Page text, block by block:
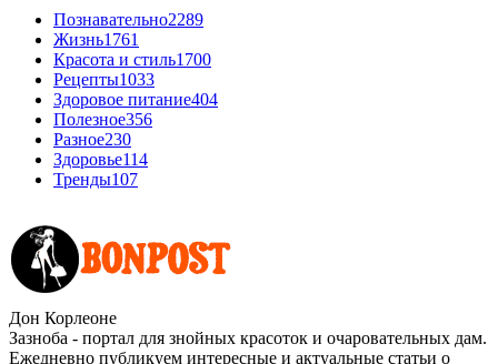
Познавательно2289
Жизнь1761
Красота и стиль1700
Рецепты1033
Здоровое питание404
Полезное356
Разное230
Здоровье114
Тренды107
Дон Корлеоне
Зазноба - портал для знойных красоток и очаровательных дам.
Ежедневно публикуем интересные и актуальные статьи о